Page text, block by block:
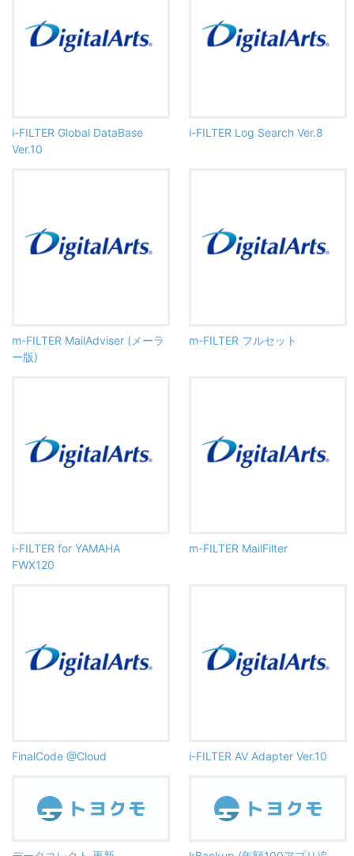
i-FILTER Global DataBase
Ver.10
i-FILTER Log Search Ver.8
m-FILTER MailAdviser (メーラ
ー版)
m-FILTER フルセット
i-FILTER for YAMAHA
FWX120
m-FILTER MailFilter
FinalCode @Cloud i-FILTER AV Adapter Ver.10